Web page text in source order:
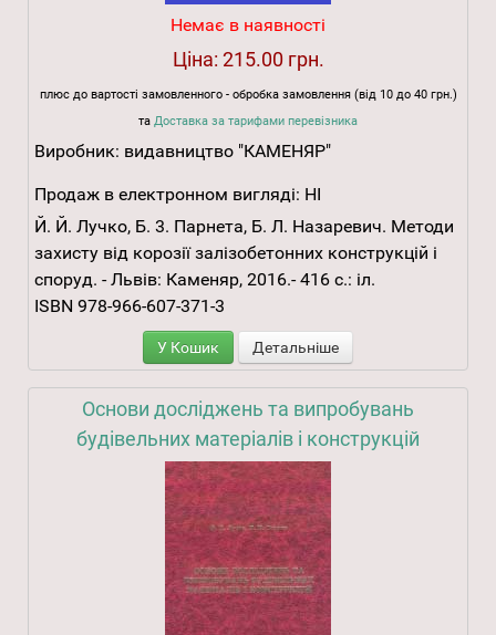
Немає в наявності
Ціна: 215.00 грн.
плюс до вартості замовленного - обробка замовлення (від 10 до 40 грн.)
та Доставка за тарифами перевізника
Виробник: видавництво "КАМЕНЯР"
Продаж в електронном вигляді: НІ
Й. Й. Лучко, Б. 3. Парнета, Б. Л. Назаревич. Методи
захисту від корозії залізобетонних конструкцій і
споруд. - Львів: Каменяр, 2016.- 416 с.: іл.
ISBN 978-966-607-371-3
У Кошик Детальніше
Основи досліджень та випробувань
будівельних матеріалів і конструкцій